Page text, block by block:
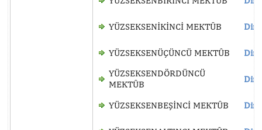
YÜZSEKSENİKİNCİ MEKTÛB
YÜZSEKSENÜÇÜNCÜ MEKTÛB
YÜZSEKSENDÖRDÜNCÜ
MEKTÛB
YÜZSEKSENBEŞİNCİ MEKTÛB